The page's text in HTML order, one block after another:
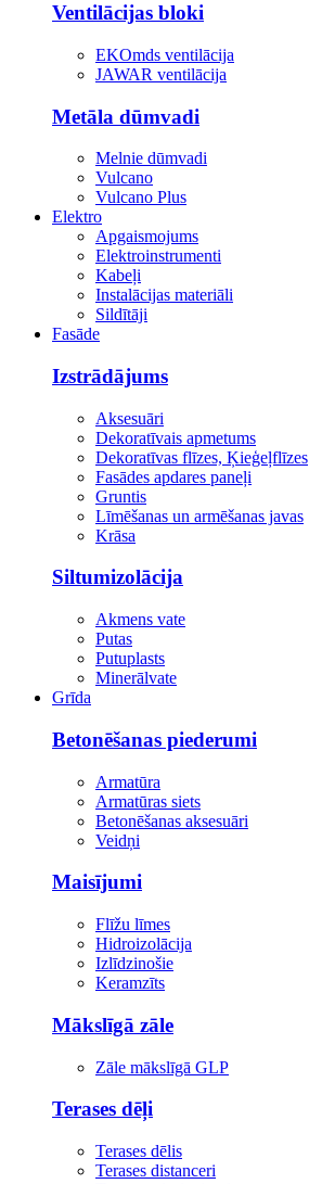
Ventilācijas bloki
EKOmds ventilācija
JAWAR ventilācija
Metāla dūmvadi
Melnie dūmvadi
Vulcano
Vulcano Plus
Elektro
Apgaismojums
Elektroinstrumenti
Kabeļi
Instalācijas materiāli
Sildītāji
Fasāde
Izstrādājums
Aksesuāri
Dekoratīvais apmetums
Dekoratīvas flīzes, Ķieģeļflīzes
Fasādes apdares paneļi
Gruntis
Līmēšanas un armēšanas javas
Krāsa
Siltumizolācija
Akmens vate
Putas
Putuplasts
Minerālvate
Grīda
Betonēšanas piederumi
Armatūra
Armatūras siets
Betonēšanas aksesuāri
Veidņi
Maisījumi
Flīžu līmes
Hidroizolācija
Izlīdzinošie
Keramzīts
Mākslīgā zāle
Zāle mākslīgā GLP
Terases dēļi
Terases dēlis
Terases distanceri